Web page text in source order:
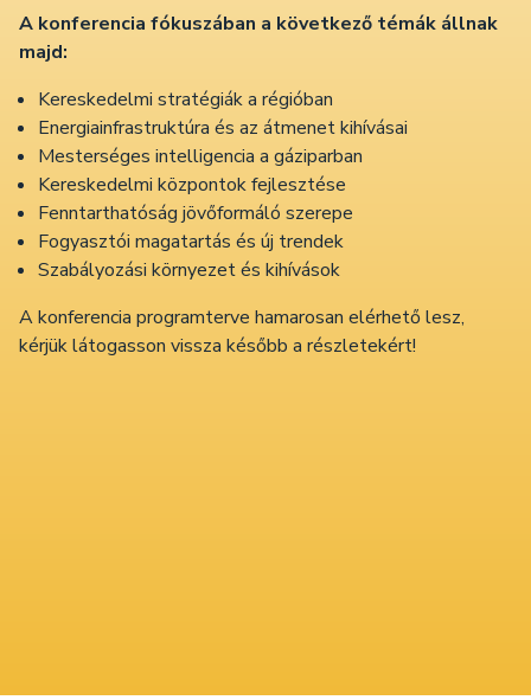
A konferencia fókuszában a következő témák állnak
majd:
Kereskedelmi stratégiák a régióban
Energiainfrastruktúra és az átmenet kihívásai
Mesterséges intelligencia a gáziparban
Kereskedelmi központok fejlesztése
Fenntarthatóság jövőformáló szerepe
Fogyasztói magatartás és új trendek
Szabályozási környezet és kihívások
A konferencia programterve hamarosan elérhető lesz,
kérjük látogasson vissza később a részletekért!